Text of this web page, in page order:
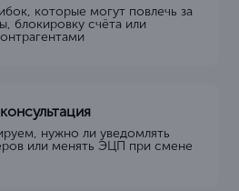
которые могут повлечь за
блокировку счёта или
нужно ли уведомлять
или менять ЭЦП при смене